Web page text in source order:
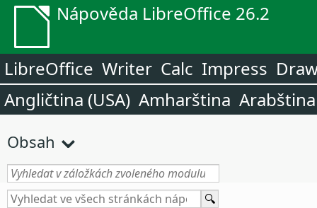
Nápověda LibreOffice 26.2
LibreOffice Writer Calc Impress
Angličtina (USA) Amharština Arabština
Obsah